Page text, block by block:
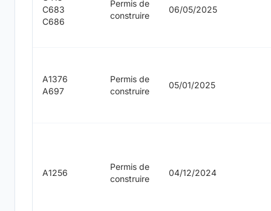
C683
C686
Permis de
construire
06/05/2025
A1376
A697
Permis de
construire
05/01/2025
A1256
Permis de
construire
04/12/2024